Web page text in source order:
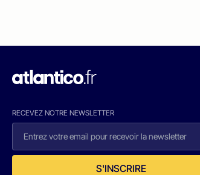
RECEVEZ NOTRE NEWSLETTER
S'INSCRIRE